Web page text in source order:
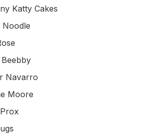
Katty Cakes
Noodle
Navarro
Moore